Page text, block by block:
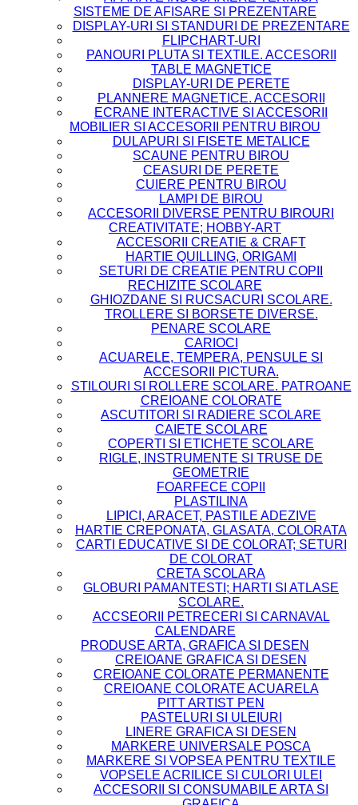
SISTEME DE AFISARE SI PREZENTARE
DISPLAY-URI SI STANDURI DE PREZENTARE
FLIPCHART-URI
PANOURI PLUTA SI TEXTILE. ACCESORII
TABLE MAGNETICE
DISPLAY-URI DE PERETE
PLANNERE MAGNETICE. ACCESORII
ECRANE INTERACTIVE SI ACCESORII
MOBILIER SI ACCESORII PENTRU BIROU
DULAPURI SI FISETE METALICE
SCAUNE PENTRU BIROU
CEASURI DE PERETE
CUIERE PENTRU BIROU
LAMPI DE BIROU
ACCESORII DIVERSE PENTRU BIROURI
CREATIVITATE; HOBBY-ART
ACCESORII CREATIE & CRAFT
HARTIE QUILLING, ORIGAMI
SETURI DE CREATIE PENTRU COPII
RECHIZITE SCOLARE
GHIOZDANE SI RUCSACURI SCOLARE.
TROLLERE SI BORSETE DIVERSE.
PENARE SCOLARE
CARIOCI
ACUARELE, TEMPERA, PENSULE SI
ACCESORII PICTURA.
STILOURI SI ROLLERE SCOLARE. PATROANE
CREIOANE COLORATE
ASCUTITORI SI RADIERE SCOLARE
CAIETE SCOLARE
COPERTI SI ETICHETE SCOLARE
RIGLE, INSTRUMENTE SI TRUSE DE
GEOMETRIE
FOARFECE COPII
PLASTILINA
LIPICI, ARACET, PASTILE ADEZIVE
HARTIE CREPONATA, GLASATA, COLORATA
CARTI EDUCATIVE SI DE COLORAT; SETURI
DE COLORAT
CRETA SCOLARA
GLOBURI PAMANTESTI; HARTI SI ATLASE
SCOLARE.
ACCSEORII PETRECERI SI CARNAVAL
CALENDARE
PRODUSE ARTA, GRAFICA SI DESEN
CREIOANE GRAFICA SI DESEN
CREIOANE COLORATE PERMANENTE
CREIOANE COLORATE ACUARELA
PITT ARTIST PEN
PASTELURI SI ULEIURI
LINERE GRAFICA SI DESEN
MARKERE UNIVERSALE POSCA
MARKERE SI VOPSEA PENTRU TEXTILE
VOPSELE ACRILICE SI CULORI ULEI
ACCESORII SI CONSUMABILE ARTA SI